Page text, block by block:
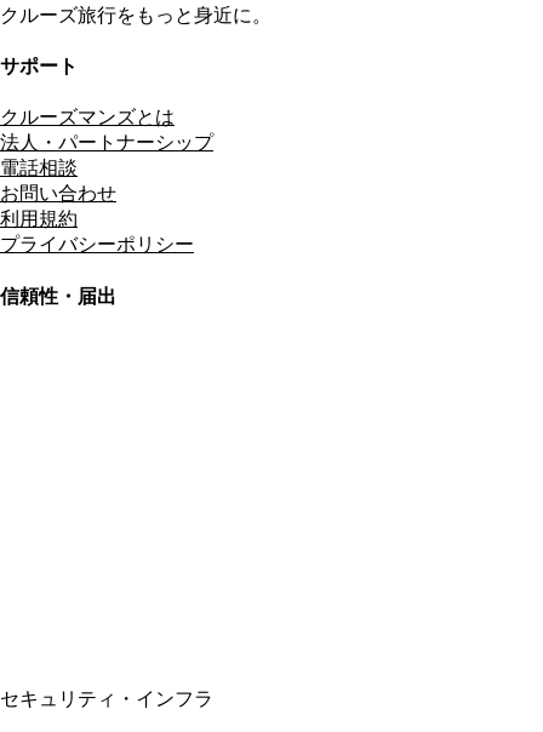
クルーズ旅行をもっと身近に。
サポート
クルーズマンズとは
法人・パートナーシップ
電話相談
お問い合わせ
利用規約
プライバシーポリシー
信頼性・届出
セキュリティ・インフラ